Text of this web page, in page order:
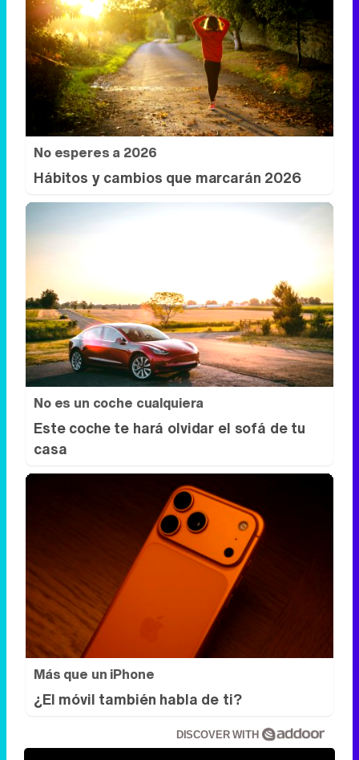
Lujo con carácter
Una joya para mujeres que no piden
permiso
No esperes a 2026
Hábitos y cambios que marcarán 2026
No es un coche cualquiera
Este coche te hará olvidar el sofá de tu
casa